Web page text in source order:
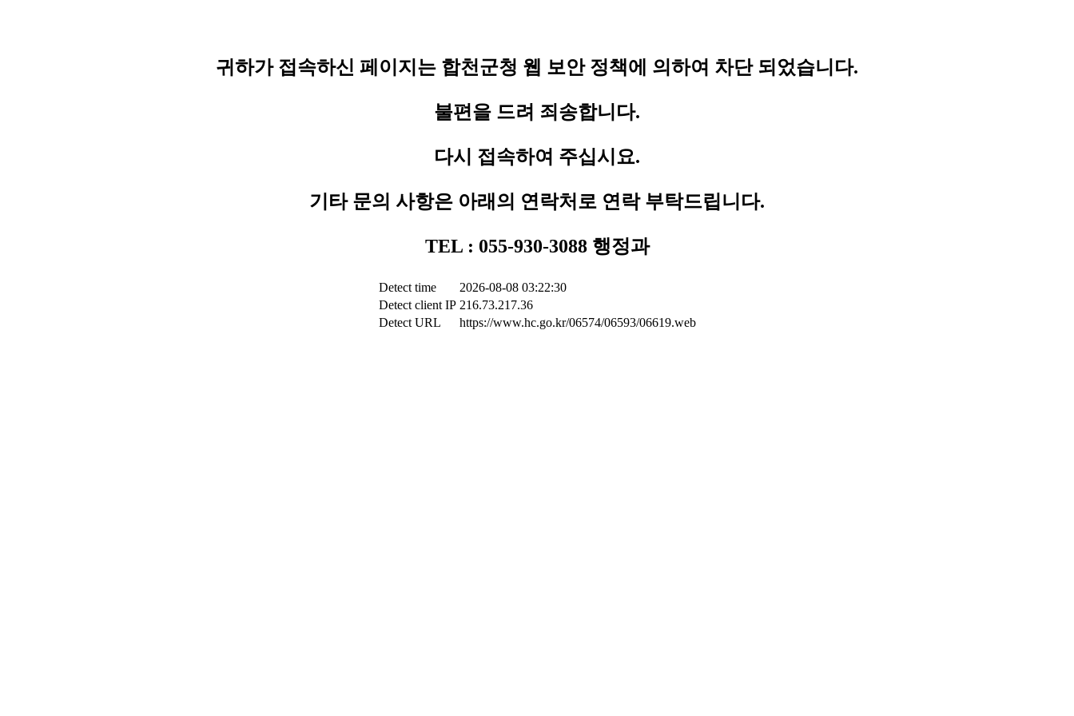
귀하가 접속하신 페이지는 합천군청 웹 보안 정책에 의하여 차단 되었습니다.
불편을 드려 죄송합니다.
다시 접속하여 주십시요.
기타 문의 사항은 아래의 연락처로 연락 부탁드립니다.
TEL : 055-930-3088 행정과
Detect time
2026-08-08 03:22:30
Detect client IP 216.73.217.36
Detect URL
https://www.hc.go.kr/06574/06593/06619.web